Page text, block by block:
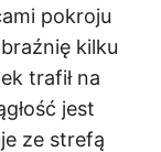
pokroju
kilku
trafił na
jest
ze strefą